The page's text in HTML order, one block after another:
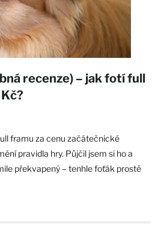
recenze) – jak fotí full
framu za cenu začátečnické
pravidla hry. Půjčil jsem si ho a
překvapený – tenhle foťák prostě